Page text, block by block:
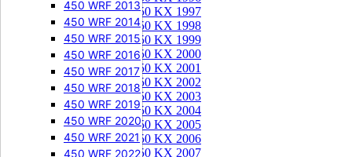
450 WRF 2013
450 WRF 2014
450 WRF 2015
450 WRF 2016
450 WRF 2017
450 WRF 2018
450 WRF 2019
450 WRF 2020
450 WRF 2021
450 WRF 2022
250 KX 1997
250 KX 1998
250 KX 1999
250 KX 2000
250 KX 2001
250 KX 2002
250 KX 2003
250 KX 2004
250 KX 2005
250 KX 2006
250 KX 2007